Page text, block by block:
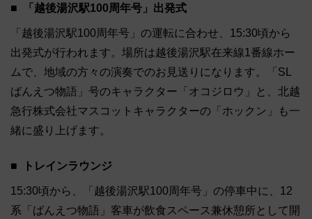
「越後湯沢駅100周年号」出発式
「越後湯沢駅100周年号」の運転に合わせ、15:30頃から
出発式が行われます。場所は越後湯沢駅在来線1番線ホー
ムで、地域の方々の演奏でのお見送りになります。「SL
ばんえつ物語」号のキャラクター「オコジロウ」と、北越
急行株式会社マスコットキャラクターの「ホックン」も一
緒に盛り上げます。
トレインラウンジ
15:30頃から、「越後湯沢駅100周年号」の停車中に、12
系「ばんえつ物語」客車が飲食スペース兼休憩所として開